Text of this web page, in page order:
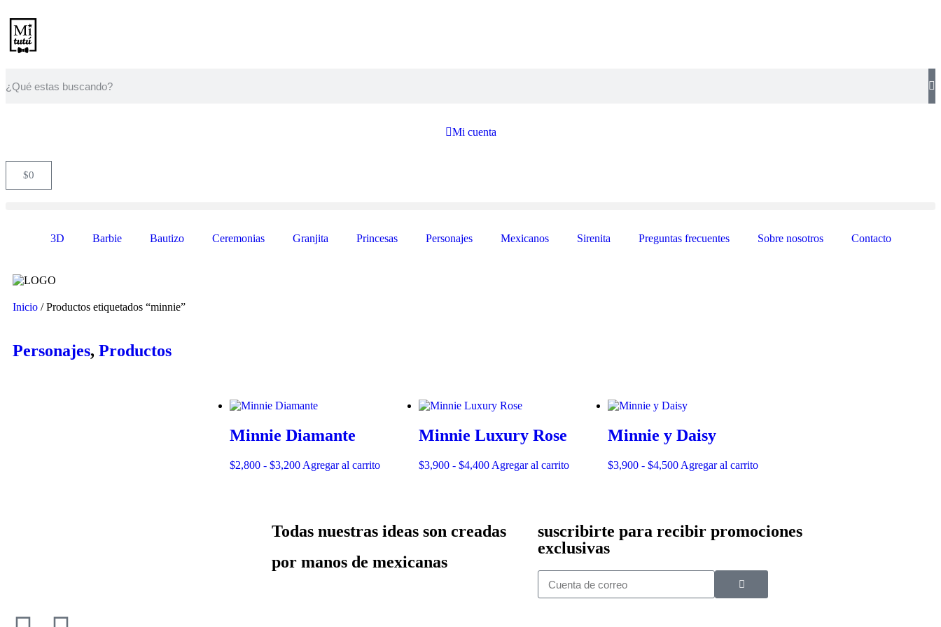
Mi cuenta
$0
3D Barbie Bautizo Ceremonias Granjita Princesas Personajes Mexicanos Sirenita Preguntas frecuentes Sobre nosotros Contacto
Inicio / Productos etiquetados “minnie”
Personajes, Productos
Minnie Diamante
$2,800 - $3,200 Agregar al carrito
Minnie Luxury Rose
$3,900 - $4,400 Agregar al carrito
Minnie y Daisy
$3,900 - $4,500 Agregar al carrito
Todas nuestras ideas son creadas
por manos de mexicanas
suscribirte para recibir promociones
exclusivas